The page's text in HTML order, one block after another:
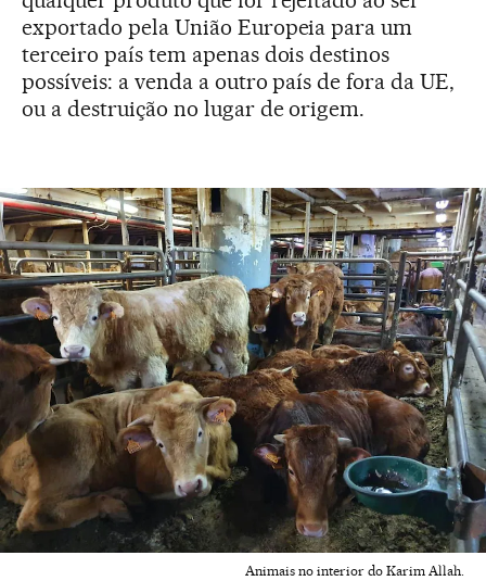
exportado pela União Europeia para um
terceiro país tem apenas dois destinos
possíveis: a venda a outro país de fora da UE,
ou a destruição no lugar de origem.
Animais no interior do Karim Allah.